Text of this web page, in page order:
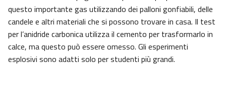
questo importante gas utilizzando dei palloni gonfiabili, delle
candele e altri materiali che si possono trovare in casa. Il test
per l’anidride carbonica utilizza il cemento per trasformarlo in
calce, ma questo può essere omesso. Gli esperimenti
esplosivi sono adatti solo per studenti più grandi.